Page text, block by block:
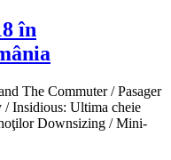
în
The Commuter / Pasager
Insidious: Ultima cheie
Downsizing / Mini-